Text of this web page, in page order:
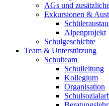
AGs und
Exkursionen &
Alpenprojekt
Schulgeschichte
Team & Unterstützung
Schulteam
Schulleitung
Kollegium
Organisation